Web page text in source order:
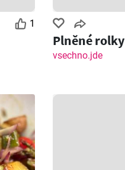
1
Plněné rolky
vsechno.jde